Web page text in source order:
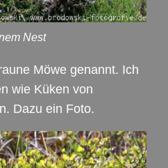
Nest
Möwe genannt. Ich
wie Küken von
Dazu ein Foto.